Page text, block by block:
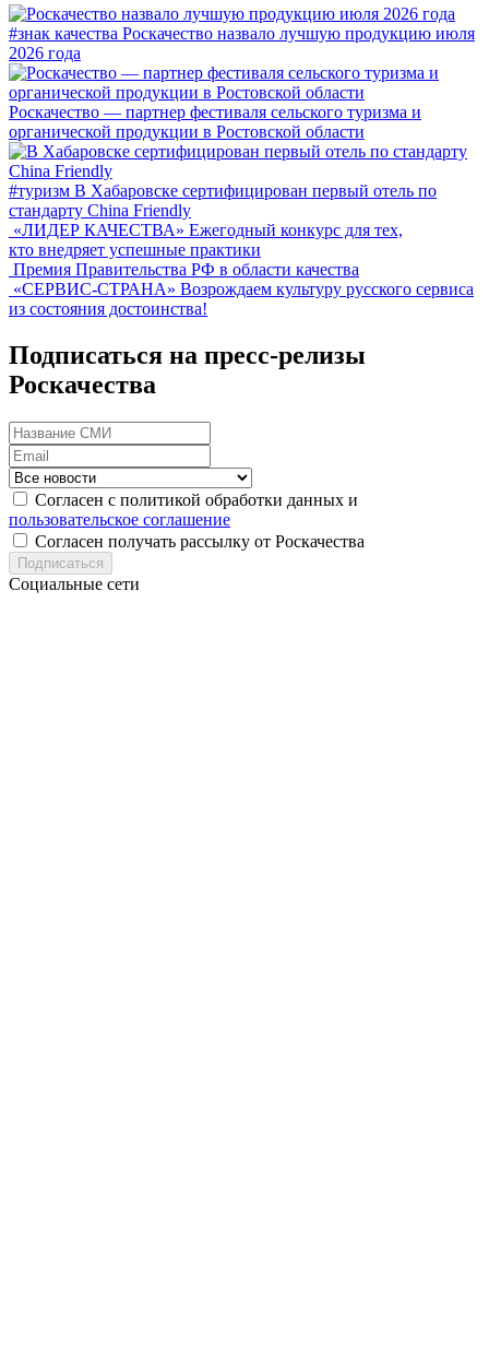
#знак качества Роскачество назвало лучшую продукцию июля
2026 года
Роскачество — партнер фестиваля сельского туризма и
органической продукции в Ростовской области
#туризм В Хабаровске сертифицирован первый отель по
стандарту China Friendly
«ЛИДЕР КАЧЕСТВА» Ежегодный конкурс для тех,
кто внедряет успешные практики
Премия Правительства РФ в области качества
«СЕРВИС-СТРАНА» Возрождаем культуру русского сервиса
из состояния достоинства!
Подписаться на пресс-релизы
Роскачества
Согласен с политикой обработки данных и
пользовательское соглашение
Согласен получать рассылку от Роскачества
Подписаться
Социальные сети